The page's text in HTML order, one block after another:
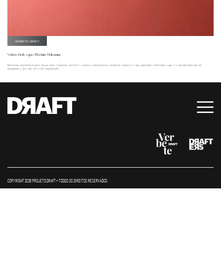
VERBETE DRAFT
Verbete Draft: o que é Machine Unlearning
Retreinar algoritmos para forçar uma “amnésia seletiva” e fazer a inteligência artificial esquecer o que aprendeu. Entenda o que é o desaprendizado de
máquinas e por que ele é tão importante
COPYRIGHT 2026 PROJETO DRAFT – TODOS OS DIREITOS RESERVADOS